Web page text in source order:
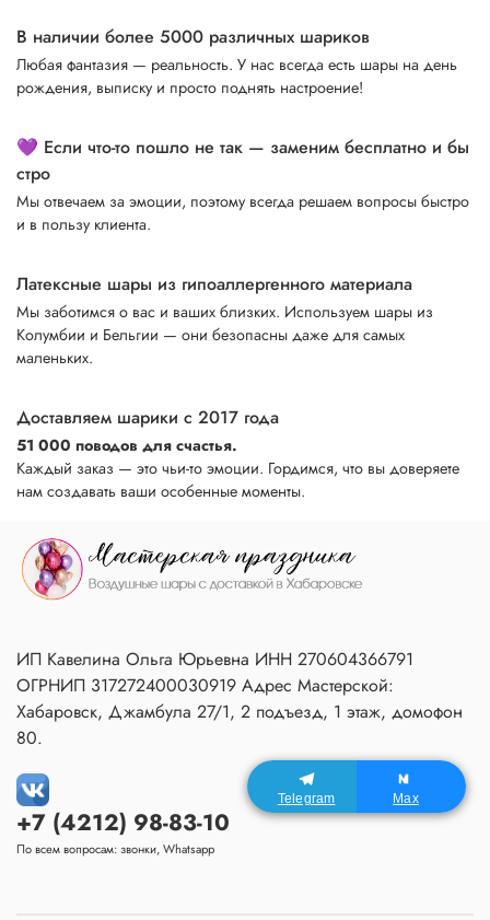
В наличии более 5000 различных шариков
Любая фантазия — реальность. У нас всегда есть шары на день
рождения, выписку и просто поднять настроение!
💜 Если что-то пошло не так — заменим бесплатно и бы
стро
Мы отвечаем за эмоции, поэтому всегда решаем вопросы быстро
и в пользу клиента.
Латексные шары из гипоаллергенного материала
Мы заботимся о вас и ваших близких. Используем шары из
Колумбии и Бельгии — они безопасны даже для самых
маленьких.
Доставляем шарики с 2017 года
51 000 поводов для счастья.
Каждый заказ — это чьи-то эмоции. Гордимся, что вы доверяете
нам создавать ваши особенные моменты.
+7 (4212) 98-83-10
По всем вопросам: звонки, Whatsapp
ИП Кавелина Ольга Юрьевна ИНН 270604366791
ОГРНИП 317272400030919 Адрес Мастерской:
Хабаровск, Джамбула 27/1, 2 подъезд, 1 этаж, домофон
80.
Telegram Max